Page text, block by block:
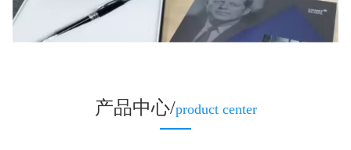
产品中心/product center